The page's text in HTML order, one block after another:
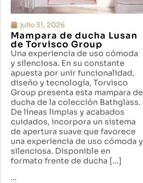
julio 31, 2026
Mampara de ducha Lusan
de Torvisco Group
Una experiencia de uso cómoda
y silenciosa. En su constante
apuesta por unir funcionalidad,
diseño y tecnología, Torvisco
Group presenta esta mampara de
ducha de la colección Bathglass.
De líneas limpias y acabados
cuidados, incorpora un sistema
de apertura suave que favorece
una experiencia de uso cómoda y
silenciosa. Disponible en
formato frente de ducha […]
...